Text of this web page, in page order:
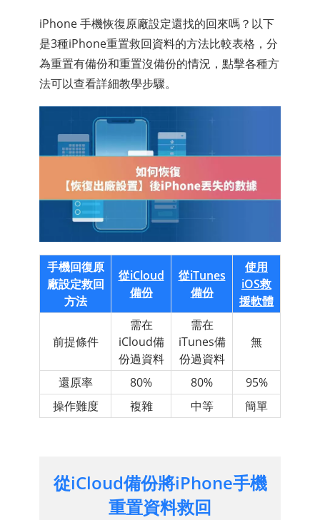
iPhone 手機恢復原廠設定還找的回來嗎？以下
是3種iPhone重置救回資料的方法比較表格，分
為重置有備份和重置沒備份的情況，點擊各種方
法可以查看詳細教學步驟。
手機回復原
廠設定救回
方法
從iCloud
備份
從iTunes
備份
使用
iOS救
援軟體
前提條件
需在
iCloud備
份過資料
需在
iTunes備
份過資料
無
還原率 80% 80%
95%
操作難度
複雜 中等 簡單
從iCloud備份將iPhone手機
重置資料救回